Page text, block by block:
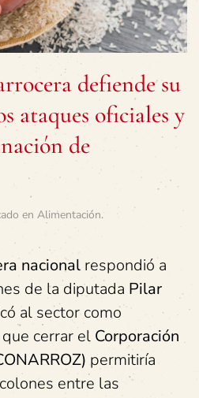
defiende su
ataques oficiales y
de
en Alimentación.
nacional respondió a
de la diputada Pilar
al sector como
cerrar el Corporación
permitiría
entre las